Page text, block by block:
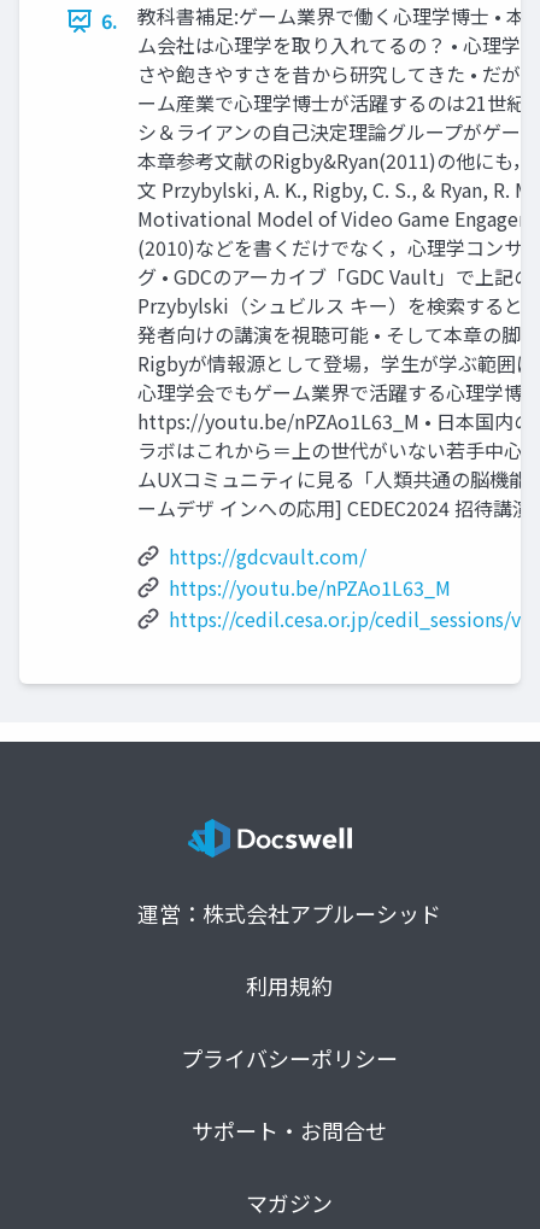
6.
教科書補足:ゲーム業界で働く心理学博士 • 本
ム会社は心理学を取り入れてるの？ • 心理学
さや飽きやすさを昔から研究してきた • だが
ーム産業で心理学博士が活躍するのは21世紀
シ＆ライアンの自己決定理論グループがゲー
本章参考文献のRigby&Ryan(2011)の他にも，
文 Przybylski, A. K., Rigby, C. S., & Ryan, R.
Motivational Model of Video Game
(2010)などを書くだけでなく，心理学コンサ
グ • GDCのアーカイブ「GDC Vault」で上記
Przybylski（シュビルス キー）を検索すると
発者向けの講演を視聴可能 • そして本章の脚
Rigbyが情報源として登場，学生が学ぶ範囲に
心理学会でもゲーム業界で活躍する心理学博
https://youtu.be/nPZAo1L63_M • 日本国内の
ラボはこれから＝上の世代がいない若手中心
ムUXコミュニティに見る「人類共通の脳機能
ームデザ インへの応用] CEDEC2024 招待講演
https://gdcvault.com/
https://youtu.be/nPZAo1L63_M
https://cedil.cesa.or.jp/cedil_sessions/
運営：株式会社アプルーシッド
利用規約
プライバシーポリシー
サポート・お問合せ
マガジン